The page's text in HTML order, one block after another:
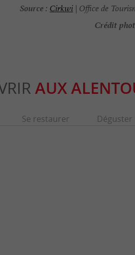
Source : Cirkwi| Office de
Crédit
AUX
Se restaurer Déguster